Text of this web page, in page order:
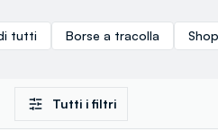
tutti Borse a tracolla
Tutti i filtri